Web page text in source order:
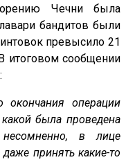
Чечни была
бандитов были
превысило 21
итоговом сообщении
окончания операции
была проведена
несомненно, в лице
принять какие-то